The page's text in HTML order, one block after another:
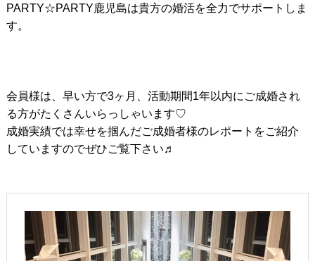
PARTY☆PARTY鹿児島は貴方の婚活を全力でサポートしま
す。
会員様は、早い方で3ヶ月、活動期間1年以内にご成婚され
る方がたくさんいらっしゃいます♡
成婚実績では幸せを掴んだご成婚者様のレポートをご紹介
していますのでぜひご覧下さい♬